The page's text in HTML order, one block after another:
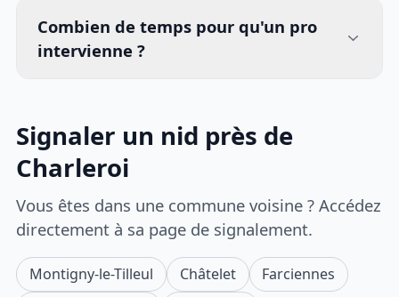
Combien de temps pour qu'un pro
intervienne ?
Signaler un nid près de
Charleroi
Vous êtes dans une commune voisine ? Accédez
directement à sa page de signalement.
Montigny-le-Tilleul Châtelet
Farciennes